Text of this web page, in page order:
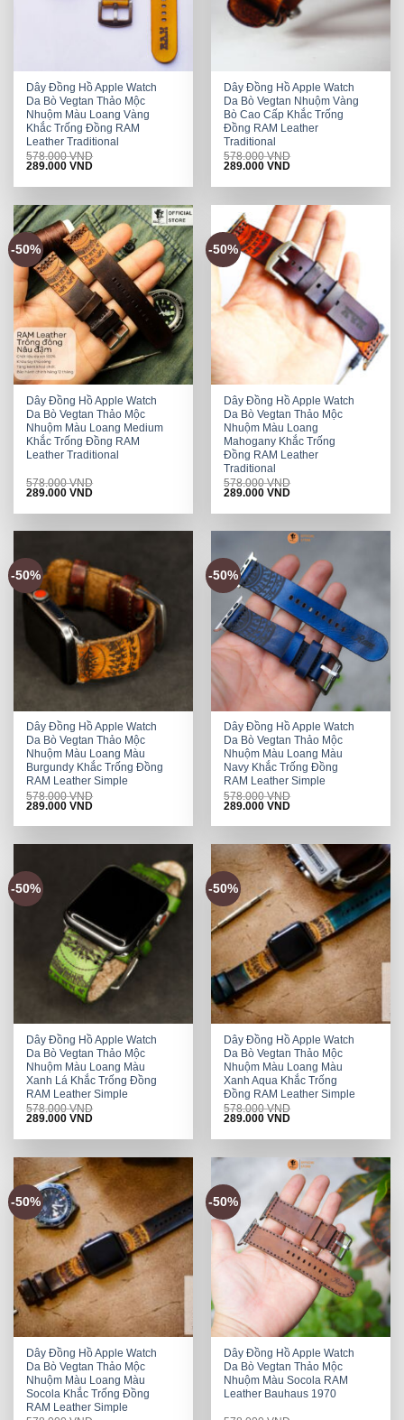
Dây Đồng Hồ Apple Watch
Da Bò Vegtan Thảo Mộc
Nhuộm Màu Loang Vàng
Khắc Trống Đồng RAM
Leather Traditional
578.000VND
Original
was:
289.000VNDCurrent
is:
Dây Đồng Hồ Apple Watch
Da Bò Vegtan Nhuộm Vàng
Bò Cao Cấp Khắc Trống
Đồng RAM Leather
Traditional
578.000VND
Original
was:
289.000VNDCurrent
is:
-50%
Dây Đồng Hồ Apple Watch
Da Bò Vegtan Thảo Mộc
Nhuộm Màu Loang Medium
Khắc Trống Đồng RAM
Leather Traditional
578.000VND
Original
was:
289.000VNDCurrent
is:
-50%
Dây Đồng Hồ Apple Watch
Da Bò Vegtan Thảo Mộc
Nhuộm Màu Loang
Mahogany Khắc Trống
Đồng RAM Leather
Traditional
578.000VND
Original
was:
289.000VNDCurrent
is:
-50%
Dây Đồng Hồ Apple Watch
Da Bò Vegtan Thảo Mộc
Nhuộm Màu Loang Màu
Burgundy Khắc Trống Đồng
RAM Leather Simple
578.000VND
Original
was:
289.000VNDCurrent
is:
-50%
Dây Đồng Hồ Apple Watch
Da Bò Vegtan Thảo Mộc
Nhuộm Màu Loang Màu
Navy Khắc Trống Đồng
RAM Leather Simple
578.000VND
Original
was:
289.000VNDCurrent
is:
-50%
Dây Đồng Hồ Apple Watch
Da Bò Vegtan Thảo Mộc
Nhuộm Màu Loang Màu
Xanh Lá Khắc Trống Đồng
RAM Leather Simple
578.000VND
Original
was:
289.000VNDCurrent
is:
-50%
Dây Đồng Hồ Apple Watch
Da Bò Vegtan Thảo Mộc
Nhuộm Màu Loang Màu
Xanh Aqua Khắc Trống
Đồng RAM Leather Simple
578.000VND
Original
was:
289.000VNDCurrent
is:
-50%
Dây Đồng Hồ Apple Watch
Da Bò Vegtan Thảo Mộc
Nhuộm Màu Loang Màu
Socola Khắc Trống Đồng
RAM Leather Simple
-50%
Dây Đồng Hồ Apple Watch
Da Bò Vegtan Thảo Mộc
Nhuộm Màu Socola RAM
Leather Bauhaus 1970